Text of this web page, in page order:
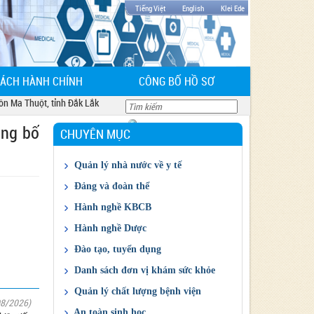
Tiếng Việt English Klei Ede
HÀNH CHÍNH CÔNG BỐ HỒ SƠ
Thuột, tỉnh Đắk Lắk
bố
2026)
CHUYÊN MỤC
Quản lý nhà nước về y tế
Chỉ đạo điều hành của ngành
Giá thuốc và dịch vụ
Kết quả đấu thầu
Đảng và đoàn thể
Công đoàn
Đảng
Đoàn Thanh niên
Hành nghề KBCB
Cấp CCHN KBCB
Cấp GPHĐ KBCB
Kế hoạch HD thực hành cấp CCHN KBCB
Danh sách đăng ký hành nghề tại cơ sở
KBCB
Hành nghề Dược
Giấy phép ĐĐK KD thuốc
Quản lý Dược
Cấp chứng chỉ hành nghề Dược
Đào tạo, tuyển dụng
Thông tin đào tạo, tuyển sinh
Thông tin tuyển dụng
Danh sách đơn vị khám sức khỏe
DS khám sức khỏe
Quản lý chất lượng bệnh viện
Báo cáo đánh giá chất lượng bệnh viện